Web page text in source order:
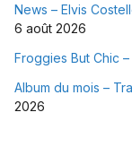
News – Elvis
6 août 2026
Froggies But Chic –
Album du mois –
2026